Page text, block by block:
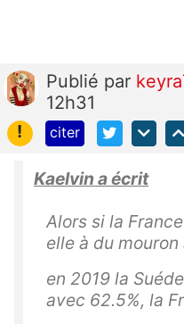
Publié par
12h31
!
citer
Kaelvin a écrit
Alors si la
elle à du mouron
en 2019 la
avec 62.5%, la